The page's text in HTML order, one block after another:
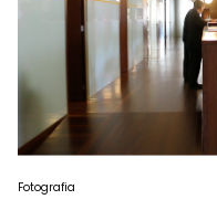
Fotografia